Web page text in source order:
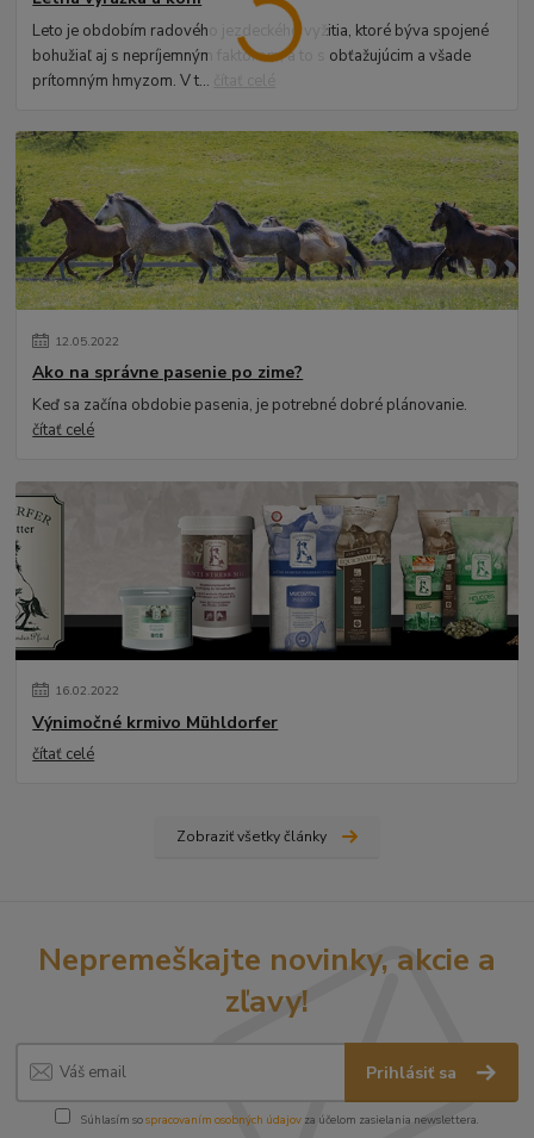
Leto je obdobím radového jezdeckého vyžitia, ktoré býva spojené
bohužiaľ aj s nepríjemným faktorom, a to s obťažujúcim a všade
prítomným hmyzom. V t...
12.05.2022
Ako na správne pasenie po zime?
Keď sa začína obdobie pasenia, je potrebné dobré plánovanie.
čítať celé
16.02.2022
Výnimočné krmivo Mühldorfer
čítať celé
Zobraziť všetky články
Nepremeškajte novinky, akcie a
zľavy!
Prihlásiť sa
Súhlasím sospracovaním osobných údajov za účelom zasielania newslettera.